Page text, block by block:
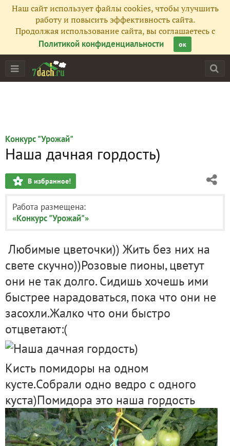
Наш сайт использует файлы cookies, чтобы улучшить
работу и повысить эффективность сайта.
Продолжая использование сайта, вы соглашаетесь с
Политикой конфиденциальности
ок
Конкурс "Урожай"
Наша дачная гордость)
В избранное!
Работа размещена:
«Конкурс "Урожай"»
Любимые цветочки)) Жить без них на
свете скучно))Розовые пионы, цветут
они не так долго. Сидишь хочешь ими
быстрее нарадоваться, пока что они не
засохли.Жалко что они быстро
отцветают:(
Кисть помидоры на одном
кусте.Собрали одно ведро с одного
куста)Помидора это наша гордость